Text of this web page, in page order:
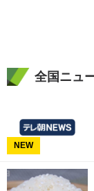
全国ニュ
NEW